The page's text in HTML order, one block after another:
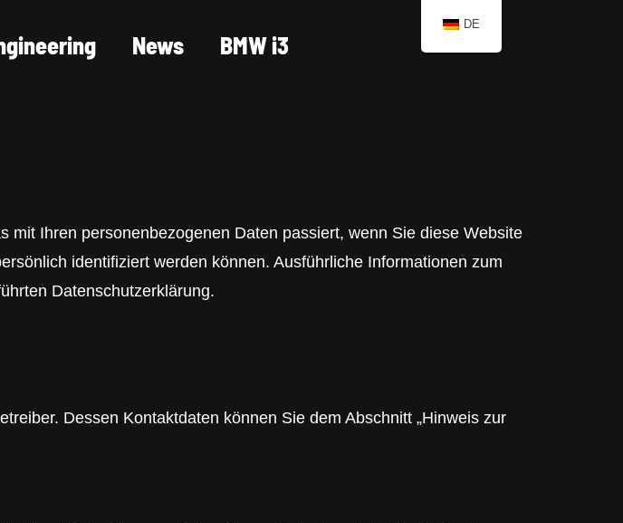
News BMW i3
Ihren personenbezogenen Daten passiert, wenn Sie diese Website
identifiziert werden können. Ausführliche Informationen zum
Datenschutzerklärung.
Dessen Kontaktdaten können Sie dem Abschnitt „Hinweis zur
DE